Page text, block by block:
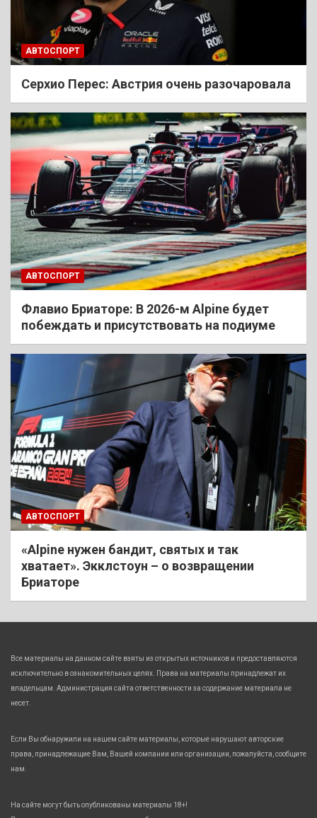
АВТОСПОРТ
Cерхио Перес: Австрия очень разочаровала
АВТОСПОРТ
Флавио Бриаторе: В 2026-м Alpine будет
побеждать и присутствовать на подиуме
АВТОСПОРТ
«Alpine нужен бандит, святых и так
хватает». Экклстоун – о возвращении
Бриаторе
Все материалы на данном сайте взяты из открытых источников и предоставляются
исключительно в ознакомительных целях. Права на материалы принадлежат их
владельцам. Администрация сайта ответственности за содержание материала не
несет.
Если Вы обнаружили на нашем сайте материалы, которые нарушают авторские
права, принадлежащие Вам, Вашей компании или организации, пожалуйста, сообщите
нам.
На сайте могут быть опубликованы материалы 18+!